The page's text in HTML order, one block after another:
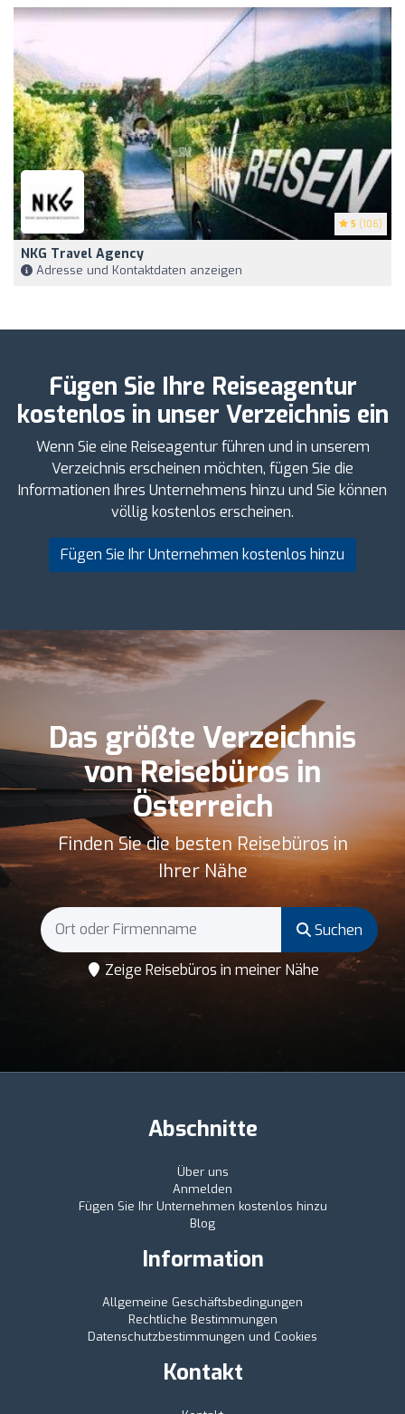
5 (106)
NKG Travel Agency
Adresse und Kontaktdaten anzeigen
Fügen Sie Ihre Reiseagentur
kostenlos in unser Verzeichnis ein
Wenn Sie eine Reiseagentur führen und in unserem
Verzeichnis erscheinen möchten, fügen Sie die
Informationen Ihres Unternehmens hinzu und Sie können
völlig kostenlos erscheinen.
Fügen Sie Ihr Unternehmen kostenlos hinzu
Das größte Verzeichnis
von Reisebüros in
Österreich
Finden Sie die besten Reisebüros in
Ihrer Nähe
Suchen
Zeige Reisebüros in meiner Nähe
Abschnitte
Über uns
Anmelden
Fügen Sie Ihr Unternehmen kostenlos hinzu
Blog
Information
Allgemeine Geschäftsbedingungen
Rechtliche Bestimmungen
Datenschutzbestimmungen und Cookies
Kontakt